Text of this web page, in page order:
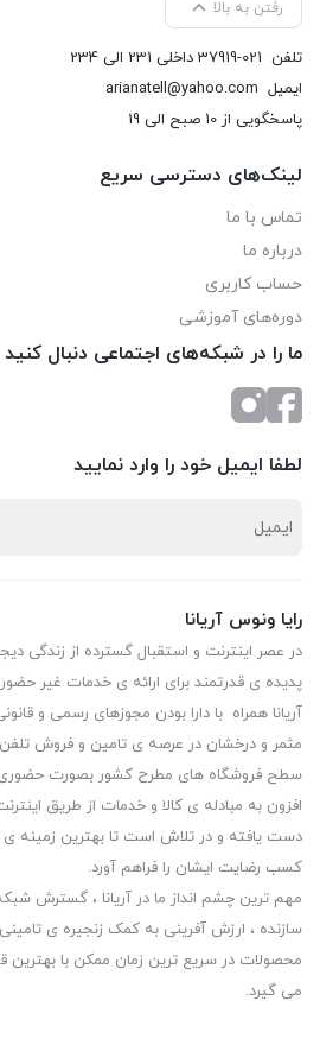
رفتن به بالا
تلفن 37919-021 داخلی 231 الی 234
ایمیل arianatell@yahoo.com
پاسخگویی از 10 صبح الی 19
لینک‌های دسترسی سریع
تماس با ما
درباره ما
حساب کاربری
دوره‌های آموزشی
ما را در شبکه‌های اجتماعی دنبال کنید
لطفا ایمیل خود را وارد نمایید
رایا ونوس آریانا
در عصر اینترنت و استقبال گسترده از زندگی
پدیده ی قدرتمند برای ارائه ی خدمات غیر
آریانا همراه با دارا بودن مجوزهای رسمی و
مثمر و درخشان در عرصه ی تامین و فروش تلفن
سطح فروشگاه های مطرح کشور بصورت حضوری
افزون به مبادله ی کالا و خدمات از طریق
دست یافته و در تلاش است تا بهترین زمینه ی
کسب رضایت ایشان را فراهم آورد.
مهم ترین چشم انداز ما در آریانا ، گسترش
سازنده ، ارزش آفرینی به کمک زنجیره ی
محصولات در سریع ترین زمان ممکن با بهترین
می گیرد.